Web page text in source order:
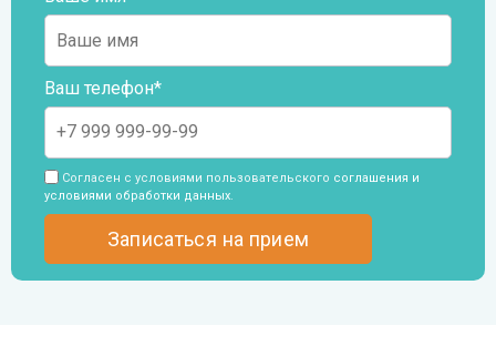
Ваш телефон*
Согласен с условиями пользовательского соглашения и
условиями обработки данных.